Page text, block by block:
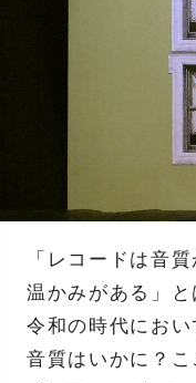
「レコードは音
温かみがある」
令和の時代にお
音質はいかに？